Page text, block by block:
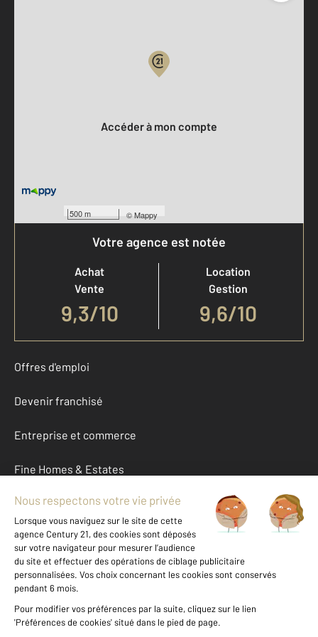
500 m ©Mappy
Accéder à mon compte
Votre agence est notée
Achat
Vente
9,3/10
Location
Gestion
9,6/10
Offres d'emploi
Devenir franchisé
Entreprise et commerce
Fine Homes & Estates
À propos
International
Nous contacter